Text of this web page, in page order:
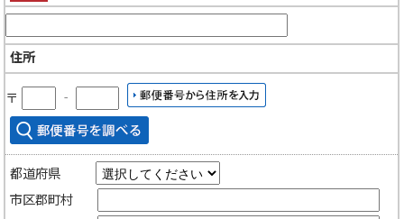
住所
〒 ‐
都道府県
市区郡町村